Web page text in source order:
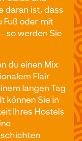
daran ist, dass
Fuß oder mit
so werden Sie
du einen Mix
Flair
langen Tag
können Sie in
Ihres Hostels